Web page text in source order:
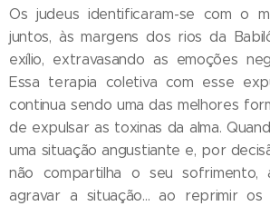
Os judeus identificaram-se com o
juntos, às margens dos rios da
exílio, extravasando as emoções
Essa terapia coletiva com esse
continua sendo uma das melhores
de expulsar as toxinas da alma.
uma situação angustiante e, por
não compartilha o seu
agravar a situação... ao reprimir os